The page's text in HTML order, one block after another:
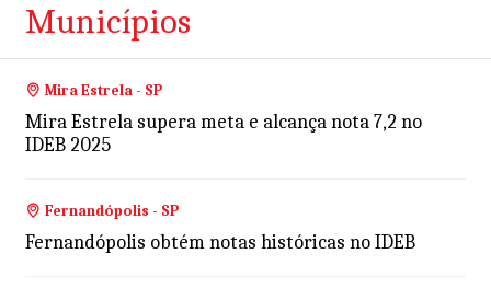
Municípios
Mira Estrela - SP
Mira Estrela supera meta e alcança nota 7,2 no
IDEB 2025
Fernandópolis - SP
Fernandópolis obtém notas históricas no IDEB